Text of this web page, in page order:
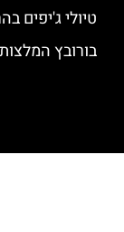
טיולי ג'יפים
בורובץ